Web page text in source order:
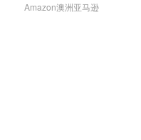
Amazon澳洲亚马逊